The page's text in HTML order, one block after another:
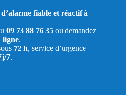
d’alarme fiable et réactif à
09 73 88 76 35 ou demandez
ligne.
72 h, service d’urgence
7.